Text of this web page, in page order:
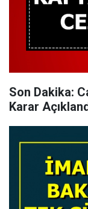
Son Dakika:
Karar